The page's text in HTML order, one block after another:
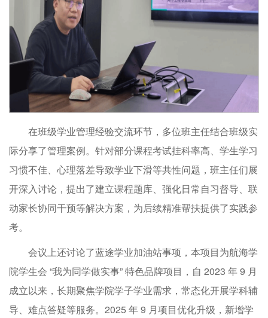
在班级学业管理经验交流环节，多位班主任结合班级实
际分享了管理案例。针对部分课程考试挂科率高、学生学习
习惯不佳、心理落差导致学业下滑等共性问题，班主任们展
开深入讨论，提出了建立课程题库、强化日常自习督导、联
动家长协同干预等解决方案，为后续精准帮扶提供了实践参
考。
会议上还讨论了蓝途学业加油站事项，本项目为航海学
院学生会 “我为同学做实事” 特色品牌项目，自 2023 年 9 月
成立以来，长期聚焦学院学子学业需求，常态化开展学科辅
导、难点答疑等服务。2025 年 9 月项目优化升级，新增学